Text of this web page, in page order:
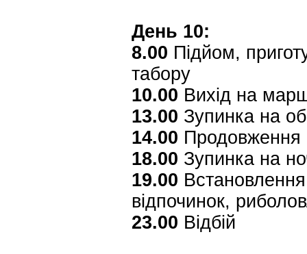
День 10:
8.00 Підйом,
табору
10.00 Вихід на
13.00 Зупинка на
14.00 Продовження
18.00 Зупинка на
19.00
відпочинок,
23.00 Відбій